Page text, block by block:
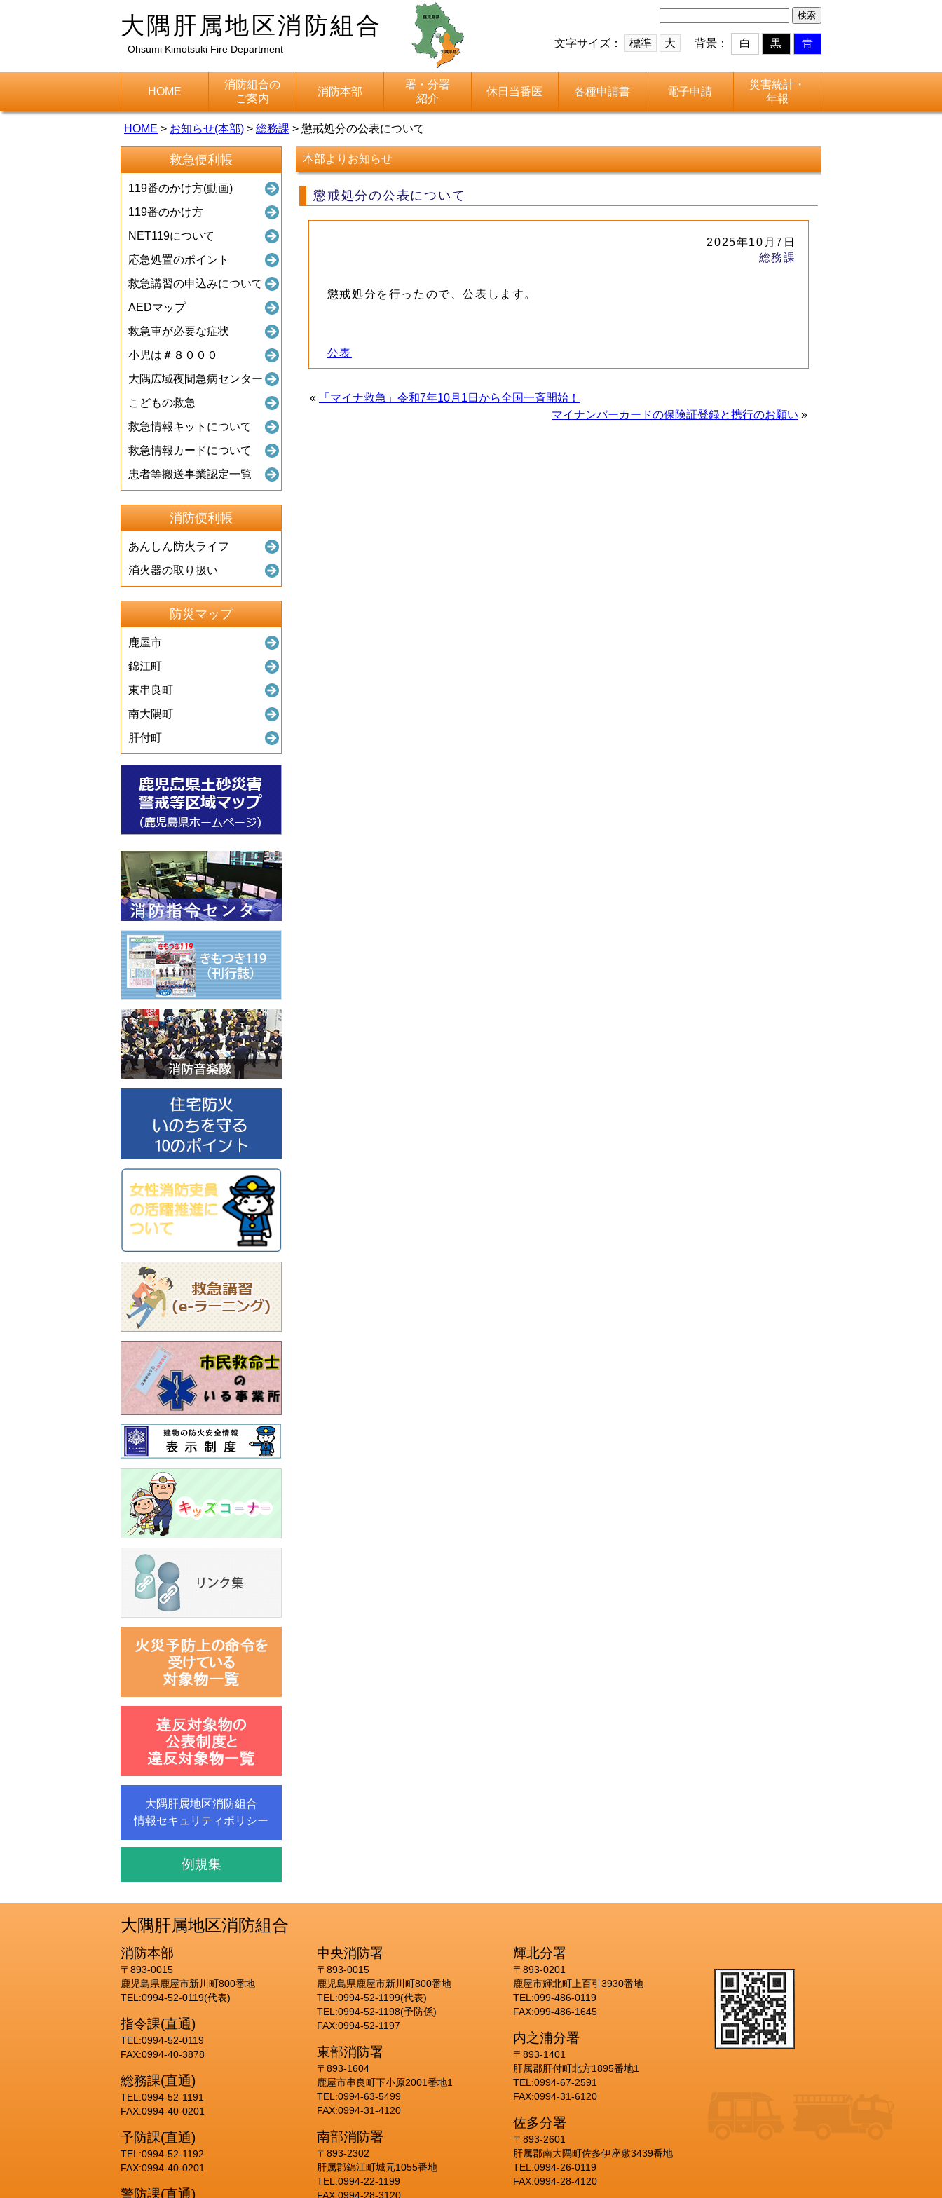
大隅肝属地区消防組合
Ohsumi Kimotsuki Fire Department
検
索:
文字サイズ：
標準 大 背景： 白 黒 青
HOME
消防組合の
ご案内
消防本部
署・分署
紹介
休日当番医 各種申請書 電子申請
災害統計・
年報
HOME > お知らせ(本部) > 総務課 > 懲戒処分の公表について
本部よりお知らせ
懲戒処分の公表について
2025年10月7日
総務課
懲戒処分を行ったので、公表します。
公表
«
「マイナ救急」令和7年10月1日から全国一斉開始！
マイナンバーカードの保険証登録と携行のお願い »
救急便利帳
119番のかけ方(動画)
119番のかけ方
NET119について
応急処置のポイント
救急講習の申込みについて
AEDマップ
救急車が必要な症状
小児は＃８０００
大隅広域夜間急病センター
こどもの救急
救急情報キットについて
救急情報カードについて
患者等搬送事業認定一覧
消防便利帳
あんしん防火ライフ
消火器の取り扱い
防災マップ
鹿屋市
錦江町
東串良町
南大隅町
肝付町
大隅肝属地区消防組合
情報セキュリティポリシー
例規集
大隅肝属地区消防組合
消防本部
〒893-0015
鹿児島県鹿屋市新川町800番地
TEL:0994-52-0119(代表)
指令課(直通)
TEL:0994-52-0119
FAX:0994-40-3878
総務課(直通)
TEL:0994-52-1191
FAX:0994-40-0201
予防課(直通)
TEL:0994-52-1192
FAX:0994-40-0201
警防課(直通)
中央消防署
〒893-0015
鹿児島県鹿屋市新川町800番地
TEL:0994-52-1199(代表)
TEL:0994-52-1198(予防係)
FAX:0994-52-1197
東部消防署
〒893-1604
鹿屋市串良町下小原2001番地1
TEL:0994-63-5499
FAX:0994-31-4120
南部消防署
〒893-2302
肝属郡錦江町城元1055番地
TEL:0994-22-1199
FAX:0994-28-3120
輝北分署
〒893-0201
鹿屋市輝北町上百引3930番地
TEL:099-486-0119
FAX:099-486-1645
内之浦分署
〒893-1401
肝属郡肝付町北方1895番地1
TEL:0994-67-2591
FAX:0994-31-6120
佐多分署
〒893-2601
肝属郡南大隅町佐多伊座敷3439番地
TEL:0994-26-0119
FAX:0994-28-4120